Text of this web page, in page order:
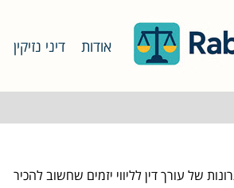
אודות דיני נזיקין